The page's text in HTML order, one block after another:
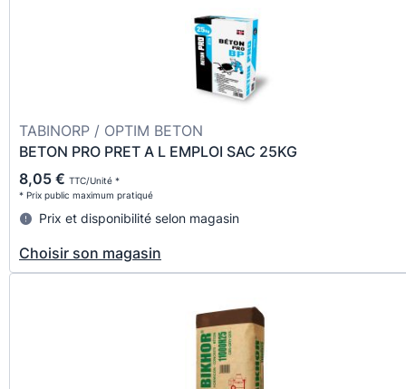
TABINORP / OPTIM BETON
BETON PRO PRET A L EMPLOI SAC 25KG
8,05 € TTC/Unité *
* Prix public maximum pratiqué
Prix et disponibilité selon magasin
Choisir son magasin